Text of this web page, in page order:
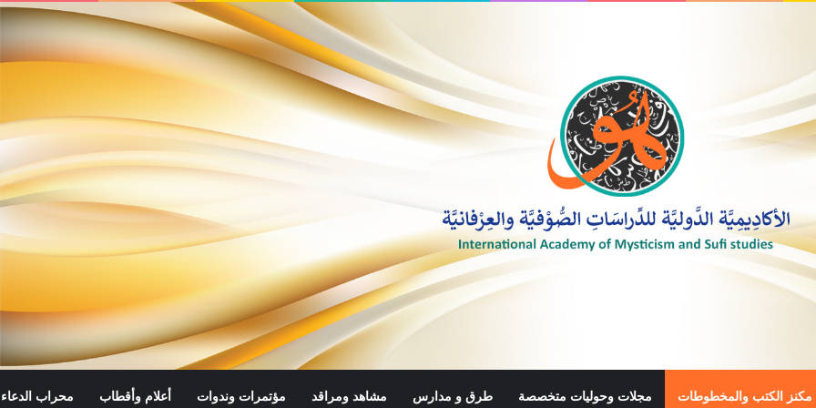
مكنز الكتب والمخطوطات مجلات وحوليات متخصصة طرق و مدارس مشاهد ومراقد مؤتمرات وندوات أعلام وأقطاب محراب الدعاء